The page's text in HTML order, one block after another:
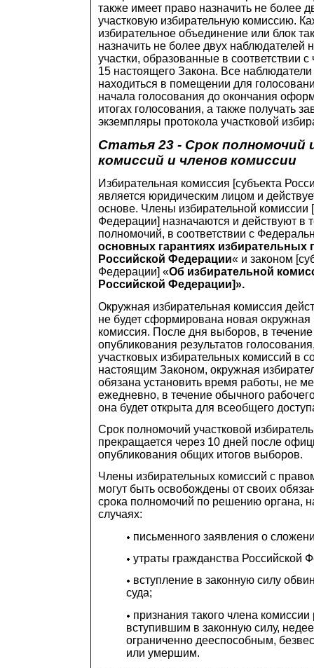
также имеет право назначить не более
участковую избирательную комиссию.
избирательное объединение или блок
назначить не более двух наблюдателей
участки, образованные в соответствии с
15 настоящего Закона. Все
находиться в помещении для
начала голосования до окончания
итогах голосования, а также получать
экземпляры протокола участковой
Статья 23 - Срок полномочий
комиссий и членов комиссии
Избирательная комиссия [субъекта
является юридическим лицом и
основе. Члены избирательной комиссии
Федерации] назначаются и действуют в
полномочий, в соответствии с
основных гарантиях избирательных
Российской Федерации« и законом
Федерации] «Об избирательной
Российской Федерации]».
Окружная избирательная комиссия
не будет сформирована новая окружная
комиссия. После дня выборов, в
опубликования результатов
участковых избирательных комиссий в
настоящим Законом, окружная
обязана установить время работы, не
ежедневно, в течение обычного
она будет открыта для всеобщего
Срок полномочий участковой
прекращается через 10 дней после
опубликования общих итогов выборов.
Члены избирательных комиссий с
могут быть освобождены от своих
срока полномочий по решению органа,
случаях:
письменного заявления о
утраты гражданства Российской
вступление в законную силу
суда;
признания такого члена
вступившим в законную силу,
ограниченно дееспособным,
или умершим.